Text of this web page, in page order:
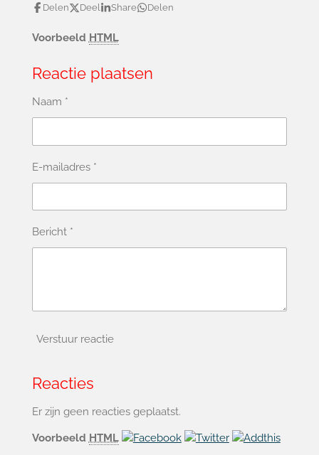
Delen Deel Share Delen
Voorbeeld HTML
Reactie plaatsen
Naam *
E-mailadres *
Bericht *
Verstuur reactie
Reacties
Er zijn geen reacties geplaatst.
Voorbeeld HTML